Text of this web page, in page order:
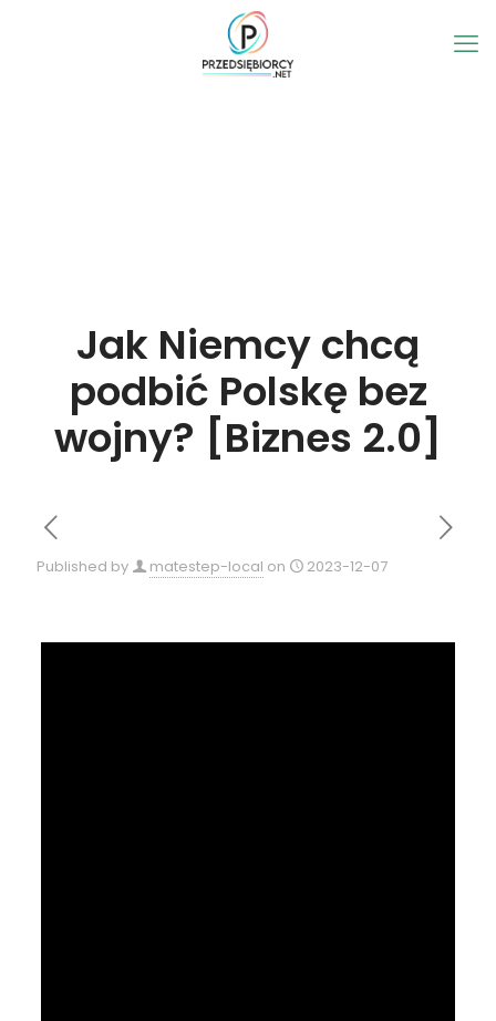
Jak Niemcy chcą
podbić Polskę bez
wojny? [Biznes 2.0]
Published by matestep-local on 2023-12-07